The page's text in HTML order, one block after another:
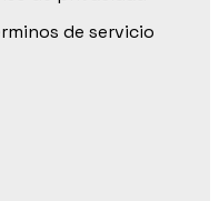
de servicio